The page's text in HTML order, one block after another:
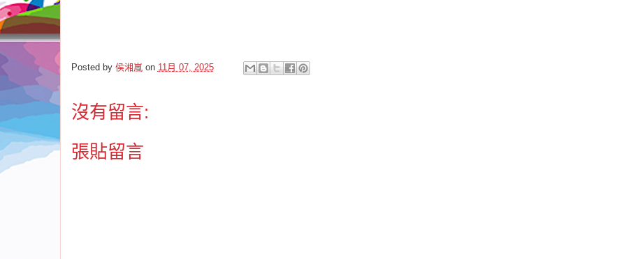
Posted by 侯湘嵐 on 11月 07, 2025
沒有留言:
張貼留言